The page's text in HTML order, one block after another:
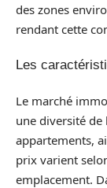
des zones
rendant cette
Les
Le marché
une diversité de
appartements,
prix varient
emplacement.